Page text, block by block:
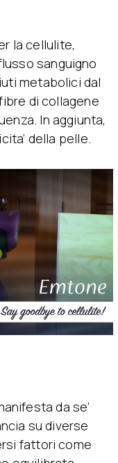
la cellulite,
sanguigno
metabolici dal
di collagene
In aggiunta,
della pelle.
da se’
su diverse
fattori come